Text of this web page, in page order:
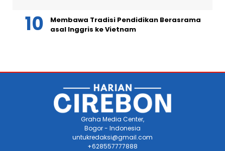
Membawa Tradisi Pendidikan Berasrama
asal Inggris ke Vietnam
Graha Media Center,
Bogor - Indonesia
untukredaksi@gmail.com
+628557777888